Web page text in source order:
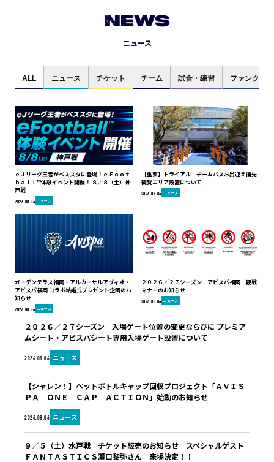
NEWS
ニュース
ALL ニュース チケット チーム 試合・練習 ファンクラブ
ｅＪリーグ王者がベススタに登場！ｅＦｏｏｔ
ｂａｌｌ™体験イベント開催！ ８／８（土）神
戸戦
2026.08.06 ニュース
【重要】トライアル チームバスお出迎え優先
観覧エリア設置について
2026.08.06 ニュース
ガーデンテラス福岡・アルカーサルアヴィオ・
アビスパ福岡 コラボ結婚式プレゼント企画のお
知らせ
2026.08.06 ニュース
２０２６／２７シーズン アビスパ福岡 観戦
マナーのお知らせ
2026.08.06 ニュース
2026.08.06 ニュース
２０２６／２７シーズン 入場ゲート位置の変更ならびに プレミア
ムシート・アビスパシート専用入場ゲート設置について
2026.08.06 ニュース
【シャレン！】ペットボトルキャップ回収プロジェクト「ＡＶＩＳ
ＰＡ ＯＮＥ ＣＡＰ ＡＣＴＩＯＮ」始動のお知らせ
９／５（土）水戸戦 チケット販売のお知らせ スペシャルゲスト
ＦＡＮＴＡＳＴＩＣＳ瀬口黎弥さん 来場決定！！